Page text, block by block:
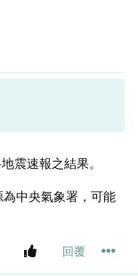
震速報之結果。
中央氣象署，可能
回覆